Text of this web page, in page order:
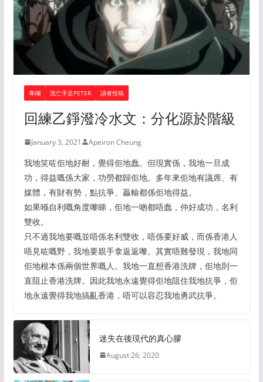
專欄 流亡手足PETER 讀者投稿
回練乙錚潑冷水文：分化源於階級
January 3, 2021 Apeiron Cheung
我地笑咗佢地好耐，覺得佢地蠢。但現實係，我地一旦成
功，得益嘅係大家，功勞都歸佢地。多年來佢地有議席、有
媒體，有財有勢，點抗爭、贏輸都係佢地得益。
如果喺自利嘅角度嚟睇，佢地一啲都唔蠢，仲好成功，名利
雙收。
只不過我地要嘅並唔係名利雙收，唔係要好威，而係香港人
唔見咗嘅野，我地要親手拿返返嚟。其實唔難發現，我地同
佢地根本係兩個世界嘅人。我地一直想香港洗牌，佢地則一
直阻止香港洗牌。因此我地永遠覺得佢地阻住我地抗爭，佢
地永遠覺得我地搞亂香港，唔可以容忍我地勇武抗爭。
迷失在後現代的真心膠
August 26, 2020